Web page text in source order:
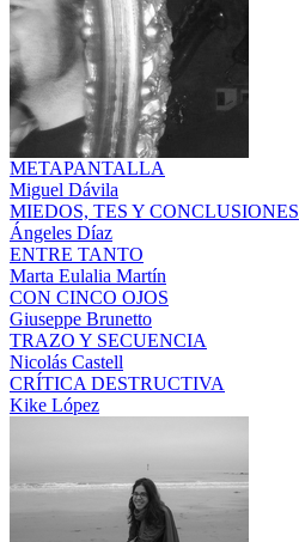
METAPANTALLA
Miguel Dávila
MIEDOS, TES Y CONCLUSIONES
Ángeles Díaz
ENTRE TANTO
Marta Eulalia Martín
CON CINCO OJOS
Giuseppe Brunetto
TRAZO Y SECUENCIA
Nicolás Castell
CRÍTICA DESTRUCTIVA
Kike López